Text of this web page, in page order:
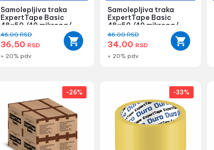
Samolepljiva traka
ExpertTape Basic
48x50 /40 mikrona/
providna - 4...
46,00RSD
36,50 RSD
+ 20% pdv
Samolepljiva traka
ExpertTape Basic
48x50 /40 mikrona/
providna - 8...
46,00RSD
34,00 RSD
+ 20% pdv
-26% -33%